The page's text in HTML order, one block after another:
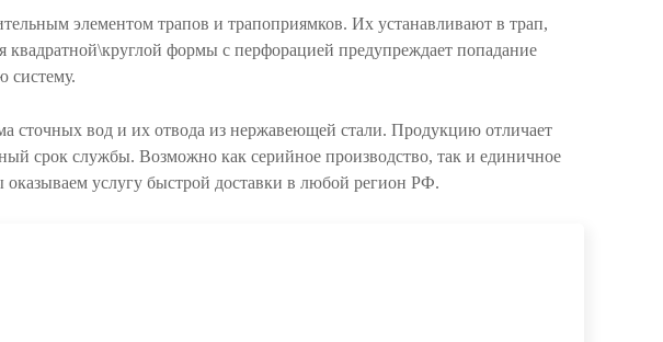
элементом трапов и трапоприямков. Их устанавливают в трап,
квадратной\круглой формы с перфорацией предупреждает попадание
систему.
сточных вод и их отвода из нержавеющей стали. Продукцию отличает
срок службы. Возможно как серийное производство, так и единичное
услугу быстрой доставки в любой регион РФ.